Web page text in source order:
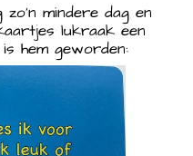
mindere dag en
lukraak een
hem geworden: